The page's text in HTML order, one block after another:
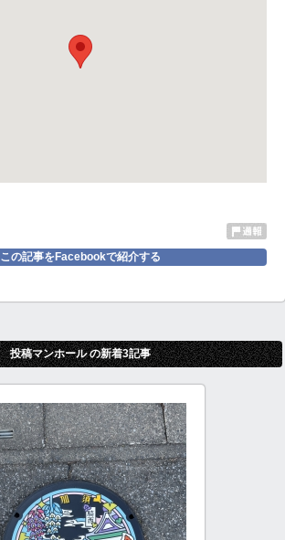
この記事をFacebookで紹介する
投稿マンホール の新着3記事